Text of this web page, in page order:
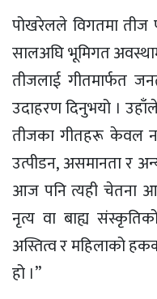
पोखरेलले विगतमा तीज
सालअघि भूमिगत
तीजलाई गीतमार्फत
उदाहरण दिनुभयो ।
तीजका गीतहरू केवल
उत्पीडन, असमानता र
आज पनि त्यही चेतना
नृत्य वा बाह्य
अस्तित्व र महिलाको
हो ।”